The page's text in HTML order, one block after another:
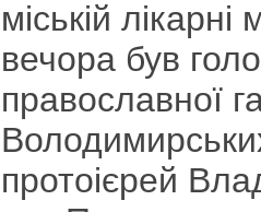
міській
вечора був
православної
протоієрей